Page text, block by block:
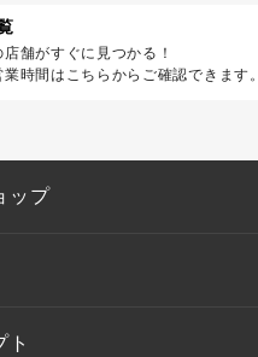
店舗がすぐに見つかる！
時間はこちらからご確認できます。
ップ
ト